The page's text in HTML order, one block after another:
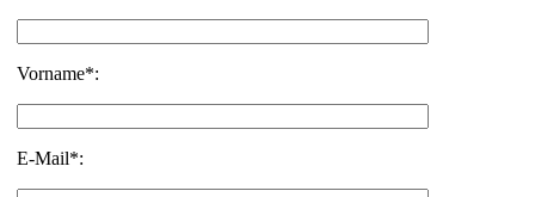
Vorname*:
E-Mail*: